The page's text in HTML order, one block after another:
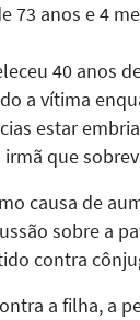
73 anos e 4
40 anos
a vítima
estar
que
causa de
sobre a
contra
a filha, a